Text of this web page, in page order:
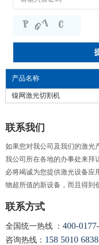
产品名称
镍网激光切割机
联系我们
如果您对我公司及我们的激光
我公司所在各地的办事处来拜
必将竭诚为您提供激光设备应
物超所值的新设备，而且得到
联系方式
全国统一热线 ：400-
咨询热线： 158 5010 6838